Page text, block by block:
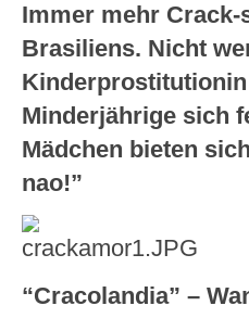
Immer mehr
Brasiliens. Nicht
Minderjährige sich
Mädchen bieten
nao!”
“Cracolandia” –